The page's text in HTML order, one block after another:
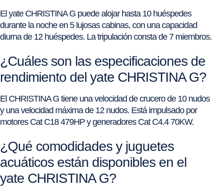
El yate CHRISTINA G puede alojar hasta 10 huéspedes
durante la noche en 5 lujosas cabinas, con una capacidad
diurna de 12 huéspedes. La tripulación consta de 7 miembros.
¿Cuáles son las especificaciones de
rendimiento del yate CHRISTINA G?
El CHRISTINA G tiene una velocidad de crucero de 10 nudos
y una velocidad máxima de 12 nudos. Está impulsado por
motores Cat C18 479HP y generadores Cat C4.4 70KW.
¿Qué comodidades y juguetes
acuáticos están disponibles en el
yate CHRISTINA G?